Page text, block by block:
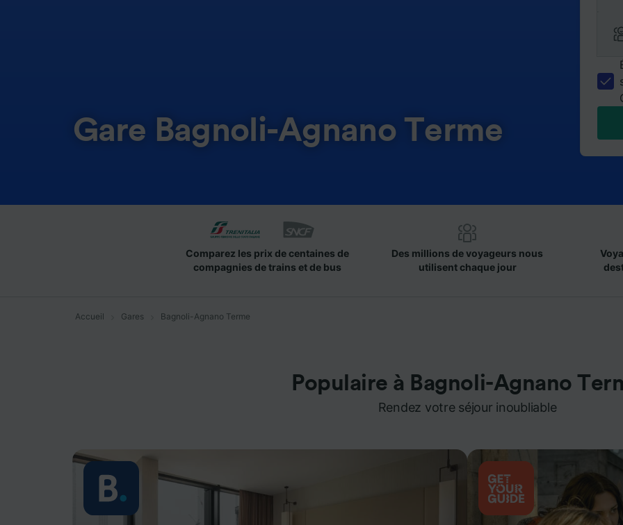
Gare Bagnoli-Agnano Terme
Comparez les prix de centaines de
compagnies de trains et de bus
Des millions de voyageurs nous
utilisent chaque jour
Accueil Gares Bagnoli-Agnano Terme
Populaire à Bagnoli-Agnano
Rendez votre séjour inoubliable